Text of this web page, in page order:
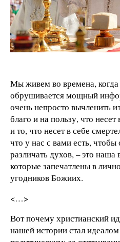
Мы живем во времена, когда
обрушивается мощный
очень непросто вычленить
благо и на пользу, что
и то, что несет в себе
что у нас с вами есть, чтобы
различать духов, – это
которые запечатлены в
угодников Божиих.
<…>
Вот почему христианский
нашей истории стал